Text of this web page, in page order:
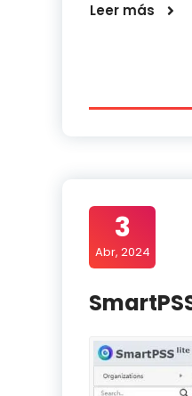
Leer más
3
Abr, 2024